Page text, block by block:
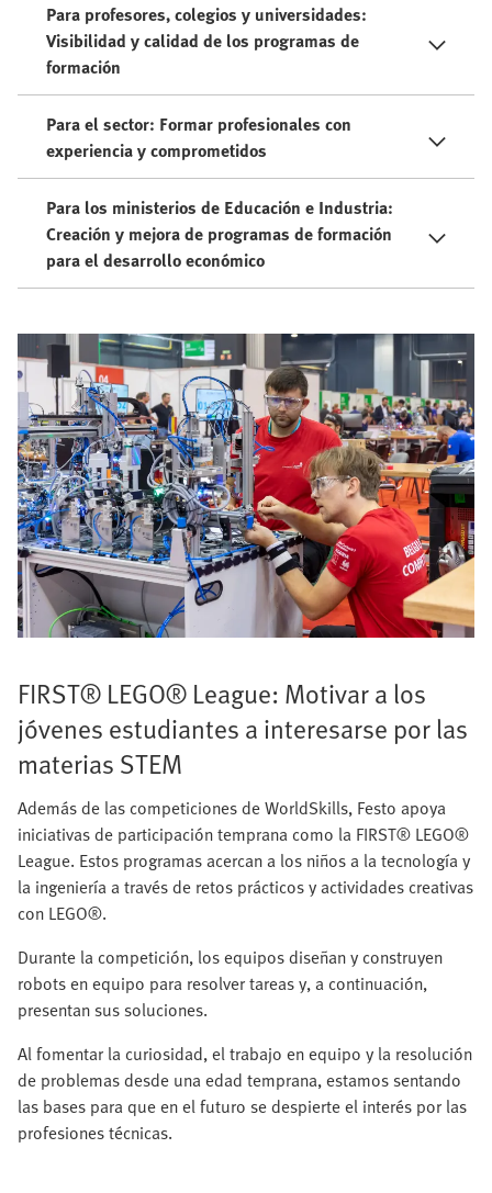
Para profesores, colegios y universidades:
Visibilidad y calidad de los programas de
formación
Para el sector: Formar profesionales con
experiencia y comprometidos
Para los ministerios de Educación e Industria:
Creación y mejora de programas de formación
para el desarrollo económico
FIRST® LEGO® League: Motivar a los
jóvenes estudiantes a interesarse por las
materias STEM
Además de las competiciones de WorldSkills, Festo apoya
iniciativas de participación temprana como la FIRST® LEGO®
League. Estos programas acercan a los niños a la tecnología y
la ingeniería a través de retos prácticos y actividades creativas
con LEGO®.
Durante la competición, los equipos diseñan y construyen
robots en equipo para resolver tareas y, a continuación,
presentan sus soluciones.
Al fomentar la curiosidad, el trabajo en equipo y la resolución
de problemas desde una edad temprana, estamos sentando
las bases para que en el futuro se despierte el interés por las
profesiones técnicas.